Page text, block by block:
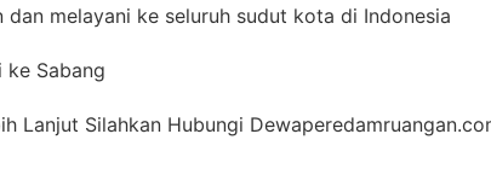
dan melayani ke seluruh sudut kota di Indonesia
ke Sabang
Lanjut Silahkan Hubungi